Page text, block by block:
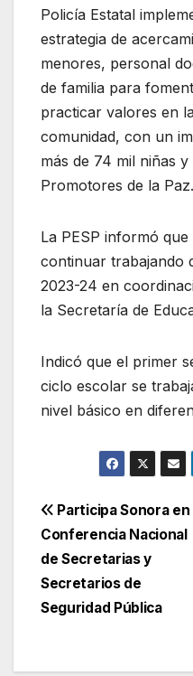
Policía Estatal
estrategia de
menores, personal
de familia para
practicar valores en
comunidad, con un
más de 74 mil niñas
Promotores de la Paz.
La PESP informó
continuar trabajando
2023-24 en
la Secretaría de
Indicó que el primer
ciclo escolar se
nivel básico en
Navegación
de
entradas
Participa Sonora en
Conferencia Nacional
de Secretarias y
Secretarios de
Seguridad Pública